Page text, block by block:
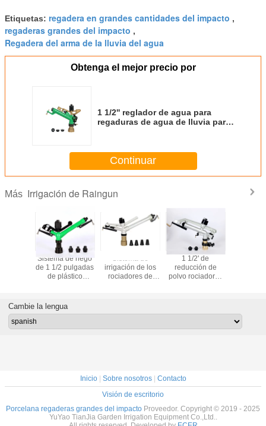
Etiquetas: regadera en grandes cantidades del impacto ,
regaderas grandes del impacto ,
Regadera del arma de la lluvia del agua
Obtenga el mejor precio por
1 1/2'' reglador de agua para
regaduras de agua de lluvia para
Continuar
Más Irrigación de Raingun
Sistema de riego
de 1 1/2 pulgadas
de plástico
de carbón 5,1-
24,8m3/h
Sistema de
irrigación de los
rociadores de
1 1/2' de
reducción de
polvo rociadores
Cambie la lengua
Inicio| Sobre nosotros| Contacto
Visión de escritorio
Porcelana regaderas grandes del impacto Proveedor. Copyright © 2019 - 2025
YuYao TianJia Garden Irrigation Equipment Co.,Ltd..